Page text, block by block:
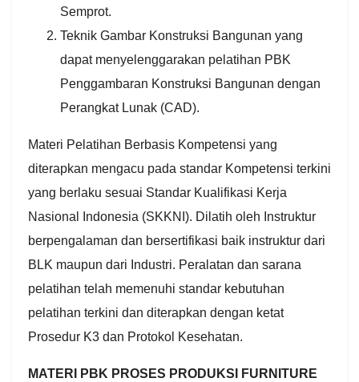
Semprot.
Teknik Gambar Konstruksi Bangunan yang
dapat menyelenggarakan pelatihan PBK
Penggambaran Konstruksi Bangunan dengan
Perangkat Lunak (CAD).
Materi Pelatihan Berbasis Kompetensi yang
diterapkan mengacu pada standar Kompetensi terkini
yang berlaku sesuai Standar Kualifikasi Kerja
Nasional Indonesia (SKKNI). Dilatih oleh Instruktur
berpengalaman dan bersertifikasi baik instruktur dari
BLK maupun dari Industri. Peralatan dan sarana
pelatihan telah memenuhi standar kebutuhan
pelatihan terkini dan diterapkan dengan ketat
Prosedur K3 dan Protokol Kesehatan.
MATERI PBK PROSES PRODUKSI FURNITURE